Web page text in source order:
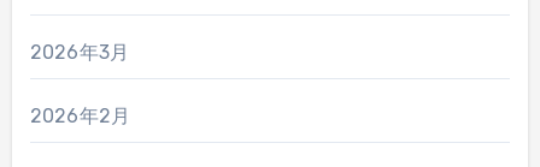
2026年3月
2026年2月